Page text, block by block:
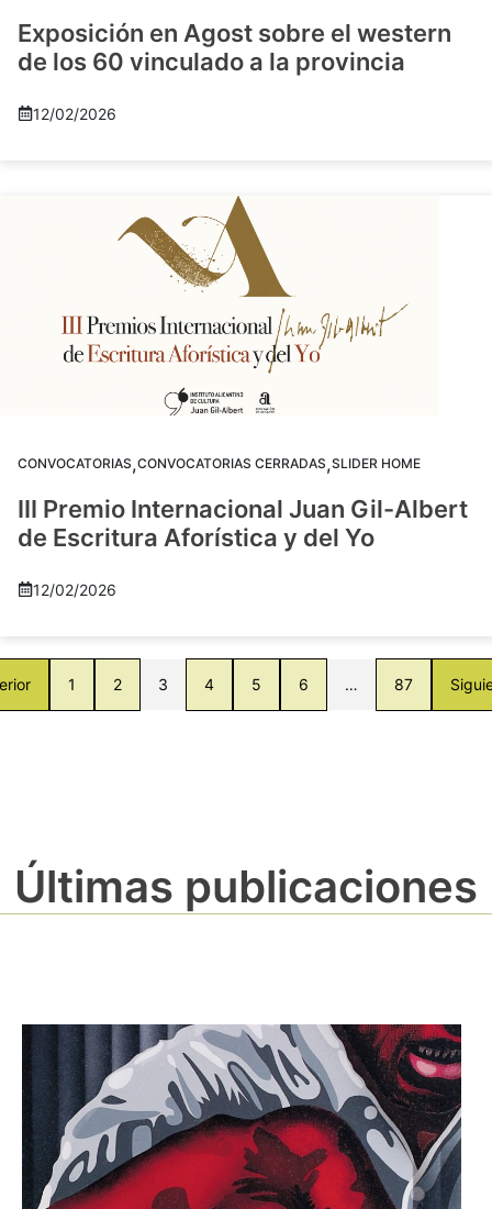
Exposición en Agost sobre el western
de los 60 vinculado a la provincia
12/02/2026
CONVOCATORIAS,CONVOCATORIAS CERRADAS,SLIDER HOME
III Premio Internacional Juan Gil-Albert
de Escritura Aforística y del Yo
12/02/2026
1 2 3 4 5 6 … 87
Últimas publicaciones